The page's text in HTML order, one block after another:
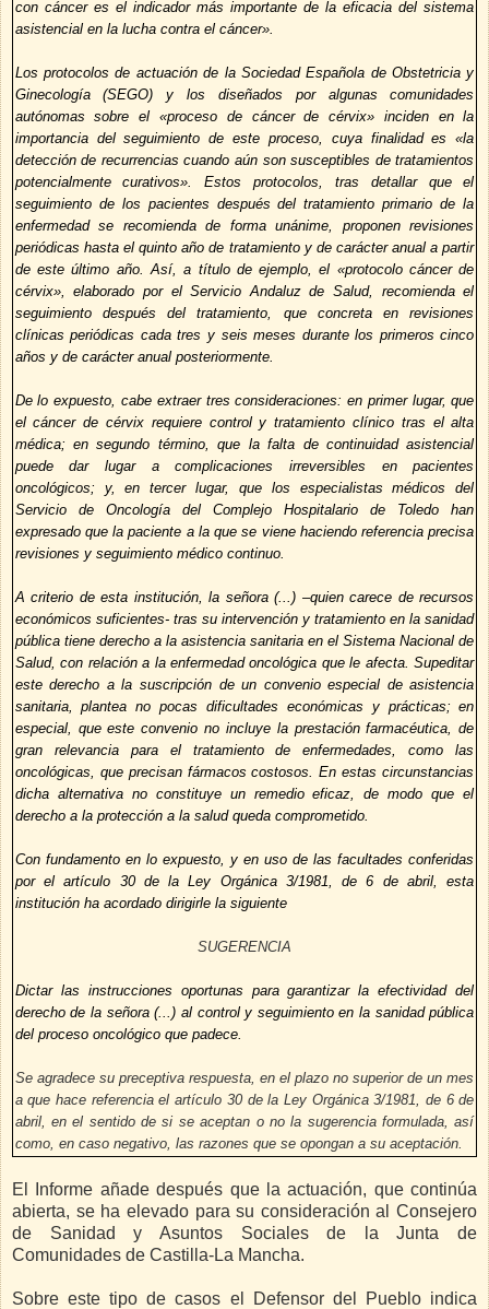
con cáncer es el indicador más importante de la eficacia del sistema
asistencial en la lucha contra el cáncer».
Los protocolos de actuación de la Sociedad Española de Obstetricia y
Ginecología (SEGO) y los diseñados por algunas comunidades
autónomas sobre el «proceso de cáncer de cérvix» inciden en la
importancia del seguimiento de este proceso, cuya finalidad es «la
detección de recurrencias cuando aún son susceptibles de tratamientos
potencialmente curativos». Estos protocolos, tras detallar que el
seguimiento de los pacientes después del tratamiento primario de la
enfermedad se recomienda de forma unánime, proponen revisiones
periódicas hasta el quinto año de tratamiento y de carácter anual a partir
de este último año. Así, a título de ejemplo, el «protocolo cáncer de
cérvix», elaborado por el Servicio Andaluz de Salud, recomienda el
seguimiento después del tratamiento, que concreta en revisiones
clínicas periódicas cada tres y seis meses durante los primeros cinco
años y de carácter anual posteriormente.
De lo expuesto, cabe extraer tres consideraciones: en primer lugar, que
el cáncer de cérvix requiere control y tratamiento clínico tras el alta
médica; en segundo término, que la falta de continuidad asistencial
puede dar lugar a complicaciones irreversibles en pacientes
oncológicos; y, en tercer lugar, que los especialistas médicos del
Servicio de Oncología del Complejo Hospitalario de Toledo han
expresado que la paciente a la que se viene haciendo referencia precisa
revisiones y seguimiento médico continuo.
A criterio de esta institución, la señora (...) –quien carece de recursos
económicos suficientes- tras su intervención y tratamiento en la sanidad
pública tiene derecho a la asistencia sanitaria en el Sistema Nacional de
Salud, con relación a la enfermedad oncológica que le afecta. Supeditar
este derecho a la suscripción de un convenio especial de asistencia
sanitaria, plantea no pocas dificultades económicas y prácticas; en
especial, que este convenio no incluye la prestación farmacéutica, de
gran relevancia para el tratamiento de enfermedades, como las
oncológicas, que precisan fármacos costosos. En estas circunstancias
dicha alternativa no constituye un remedio eficaz, de modo que el
derecho a la protección a la salud queda comprometido.
Con fundamento en lo expuesto, y en uso de las facultades conferidas
por el artículo 30 de la Ley Orgánica 3/1981, de 6 de abril, esta
institución ha acordado dirigirle la siguiente
SUGERENCIA
Dictar las instrucciones oportunas para garantizar la efectividad del
derecho de la señora (...) al control y seguimiento en la sanidad pública
del proceso oncológico que padece.
Se agradece su preceptiva respuesta, en el plazo no superior de un mes
a que hace referencia el artículo 30 de la Ley Orgánica 3/1981, de 6 de
abril, en el sentido de si se aceptan o no la sugerencia formulada, así
como, en caso negativo, las razones que se opongan a su aceptación.
El Informe añade después que la actuación, que continúa
abierta, se ha elevado para su consideración al Consejero
de Sanidad y Asuntos Sociales de la Junta de
Comunidades de Castilla-La Mancha.
Sobre este tipo de casos el Defensor del Pueblo indica